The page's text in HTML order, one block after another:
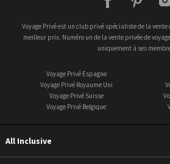
Voyage Privé est un club privé spécialiste de la vente
meilleur prix. Numéro un de la vente privée de
uniquement à ses
Voyage Privé Espagne
Voyage Privé Royaume Uni
Voyage Privé Suisse
Voyage Privé Belgique
All Inclusive